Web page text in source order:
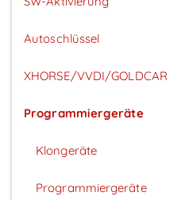
Autoschlüssel
XHORSE/VVDI/GOLDCAR
Programmiergeräte
Klongeräte
Programmiergeräte